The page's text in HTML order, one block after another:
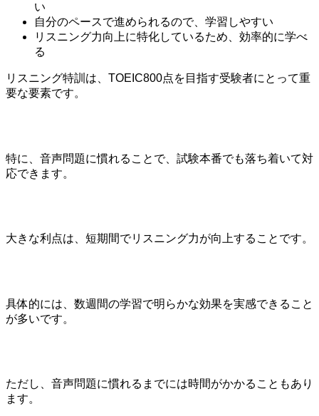
い
自分のペースで進められるので、学習しやすい
リスニング力向上に特化しているため、効率的に学べ
る
リスニング特訓は、TOEIC800点を目指す受験者にとって重
要な要素です。
特に、音声問題に慣れることで、試験本番でも落ち着いて対
応できます。
大きな利点は、短期間でリスニング力が向上することです。
具体的には、数週間の学習で明らかな効果を実感できること
が多いです。
ただし、音声問題に慣れるまでには時間がかかることもあり
ます。